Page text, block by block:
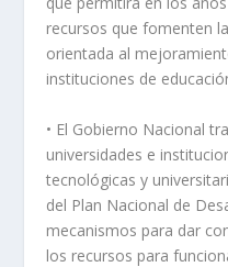
recursos que fomenten
orientada al
instituciones de
• El Gobierno Nacional
universidades e
tecnológicas y
del Plan Nacional de
mecanismos para dar
los recursos para